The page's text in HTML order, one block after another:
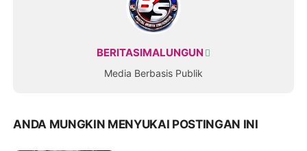
BERITASIMALUNGUN
Media Berbasis Publik
ANDA MUNGKIN MENYUKAI POSTINGAN INI